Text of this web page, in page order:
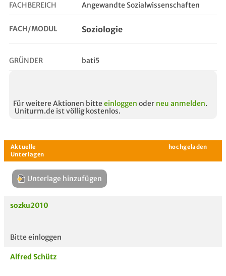
FACHBEREICH Angewandte Sozialwissenschaften
FACH/MODUL Soziologie
GRÜNDER bati5
Für weitere Aktionen bitte einloggen oder neu anmelden.
Uniturm.de ist völlig kostenlos.
Aktuelle
Unterlagen
Unterlage hinzufügen
sozku2010
Bitte einloggen
Alfred Schütz